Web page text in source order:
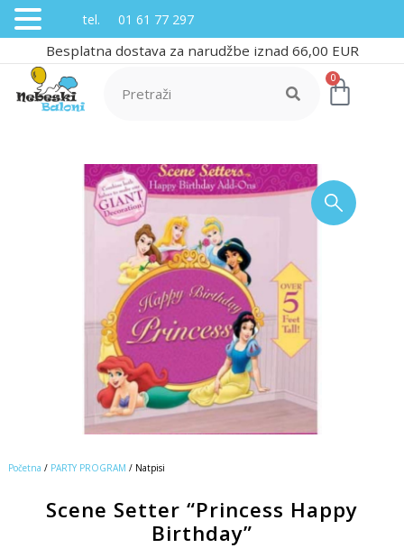
Besplatna dostava za narudžbe iznad 66,00 EUR
0
Početna / PARTY PROGRAM / Natpisi
Scene Setter “Princess Happy
Birthday”
tel. 01 61 77 297